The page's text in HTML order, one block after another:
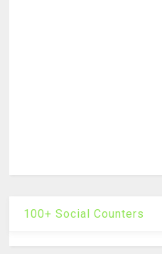
100+ Social Counters